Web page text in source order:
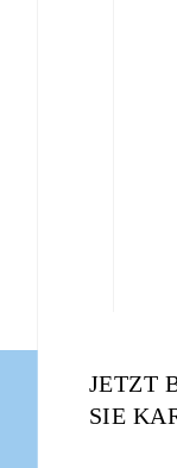
JETZT
SIE